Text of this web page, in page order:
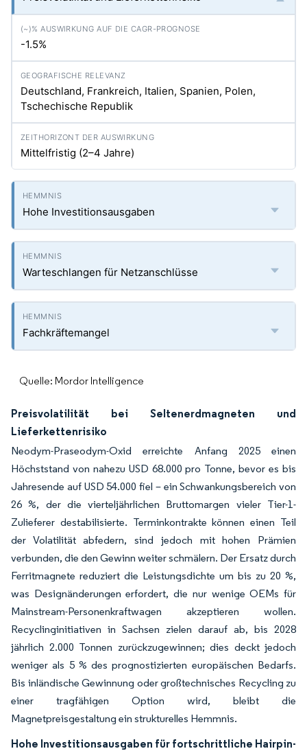
-1.5%
Deutschland, Frankreich, Italien, Spanien, Polen,
Tschechische Republik
Mittelfristig (2–4 Jahre)
Hohe Investitionsausgaben
Warteschlangen für Netzanschlüsse
Fachkräftemangel
Quelle: Mordor Intelligence
Preisvolatilität bei Seltenerdmagneten und
Lieferkettenrisiko
Neodym-Praseodym-Oxid erreichte Anfang 2025 einen
Höchststand von nahezu USD 68.000 pro Tonne, bevor es bis
Jahresende auf USD 54.000 fiel – ein Schwankungsbereich von
26 %, der die vierteljährlichen Bruttomargen vieler Tier-1-
Zulieferer destabilisierte. Terminkontrakte können einen Teil
der Volatilität abfedern, sind jedoch mit hohen Prämien
verbunden, die den Gewinn weiter schmälern. Der Ersatz durch
Ferritmagnete reduziert die Leistungsdichte um bis zu 20 %,
was Designänderungen erfordert, die nur wenige OEMs für
Mainstream-Personenkraftwagen akzeptieren wollen.
Recyclinginitiativen in Sachsen zielen darauf ab, bis 2028
jährlich 2.000 Tonnen zurückzugewinnen; dies deckt jedoch
weniger als 5 % des prognostizierten europäischen Bedarfs.
Bis inländische Gewinnung oder großtechnisches Recycling zu
einer tragfähigen Option wird, bleibt die
Magnetpreisgestaltung ein strukturelles Hemmnis.
Hohe Investitionsausgaben für fortschrittliche Hairpin-